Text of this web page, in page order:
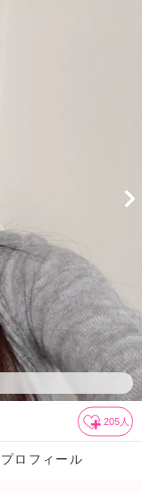
205 人
プロフィール